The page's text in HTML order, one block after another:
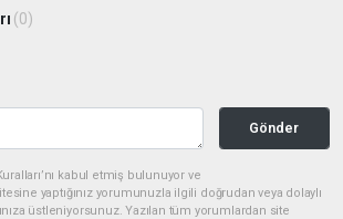
(0)
Gönder
kabul etmiş bulunuyor ve
yaptığınız yorumunuzla ilgili doğrudan veya dolaylı
üstleniyorsunuz. Yazılan tüm yorumlardan site